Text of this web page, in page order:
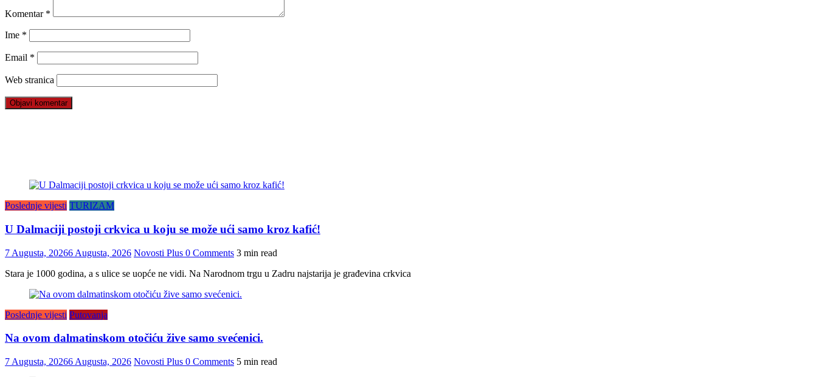
Komentar *
Ime *
Email *
Web stranica
Poslednje vijesti TURIZAM
U Dalmaciji postoji crkvica u koju se može ući samo kroz kafić!
7 Augusta, 20266 Augusta, 2026 Novosti Plus 0 Comments 3 min read
Stara je 1000 godina, a s ulice se uopće ne vidi. Na Narodnom trgu u Zadru najstarija je građevina crkvica
Poslednje vijesti Putovanja
Na ovom dalmatinskom otočiću žive samo svećenici.
7 Augusta, 20266 Augusta, 2026 Novosti Plus 0 Comments 5 min read